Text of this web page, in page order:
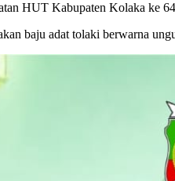
HUT Kabupaten Kolaka ke
baju adat tolaki berwarna